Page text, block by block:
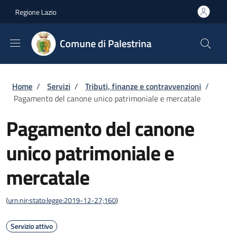
Regione Lazio
Comune di Palestrina
Briciole di pane
Home / Servizi / Tributi, finanze e contravvenzioni /
Pagamento del canone unico patrimoniale e mercatale
Pagamento del canone
unico patrimoniale e
mercatale
(urn:nir:stato:legge:2019-12-27;160)
Servizio attivo